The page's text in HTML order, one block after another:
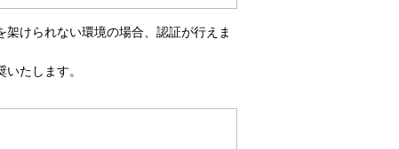
けられない環境の場合、認証が行えま
たします。